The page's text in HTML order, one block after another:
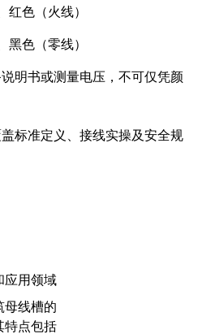
红色（火线）
黑色（零线）
明书或测量电压，不可仅凭颜
盖标准定义、接线实操及安全规
应用领域
母线槽的
特点包括